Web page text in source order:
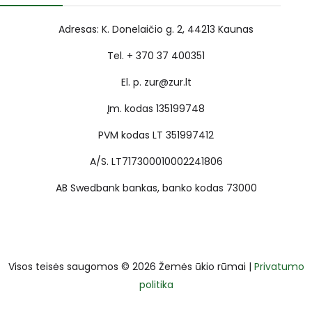
Adresas: K. Donelaičio g. 2, 44213 Kaunas
Tel. + 370 37 400351
El. p. zur@zur.lt
Įm. kodas 135199748
PVM kodas LT 351997412
A/S. LT717300010002241806
AB Swedbank bankas, banko kodas 73000
Visos teisės saugomos © 2026 Žemės ūkio rūmai | Privatumo
politika